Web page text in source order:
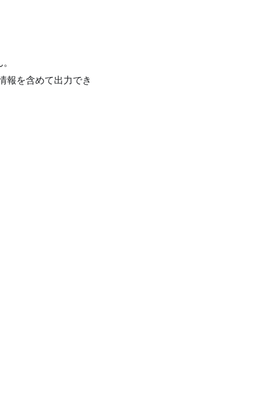
報を含めて出力でき